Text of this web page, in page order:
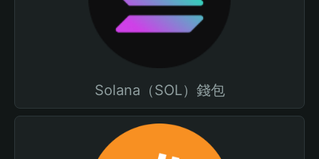
Solana（SOL）錢包